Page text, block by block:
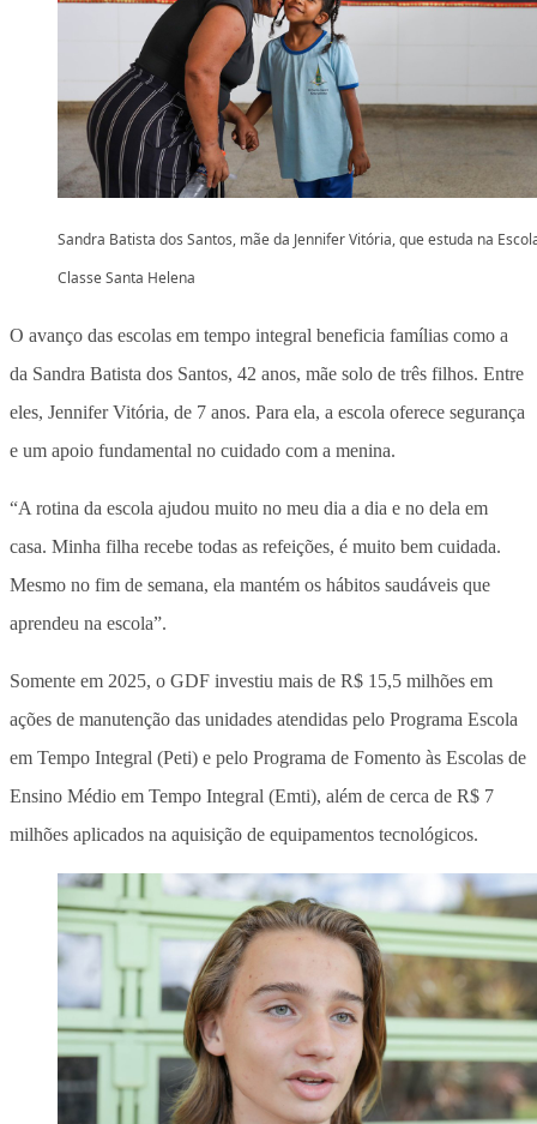
Sandra Batista dos Santos, mãe da Jennifer Vitória, que estuda na
Classe Santa Helena
O avanço das escolas em tempo integral beneficia famílias como a
da Sandra Batista dos Santos, 42 anos, mãe solo de três filhos. Entre
eles, Jennifer Vitória, de 7 anos. Para ela, a escola oferece segurança
e um apoio fundamental no cuidado com a menina.
“A rotina da escola ajudou muito no meu dia a dia e no dela em
casa. Minha filha recebe todas as refeições, é muito bem cuidada.
Mesmo no fim de semana, ela mantém os hábitos saudáveis que
aprendeu na escola”.
Somente em 2025, o GDF investiu mais de R$ 15,5 milhões em
ações de manutenção das unidades atendidas pelo Programa Escola
em Tempo Integral (Peti) e pelo Programa de Fomento às Escolas de
Ensino Médio em Tempo Integral (Emti), além de cerca de R$ 7
milhões aplicados na aquisição de equipamentos tecnológicos.